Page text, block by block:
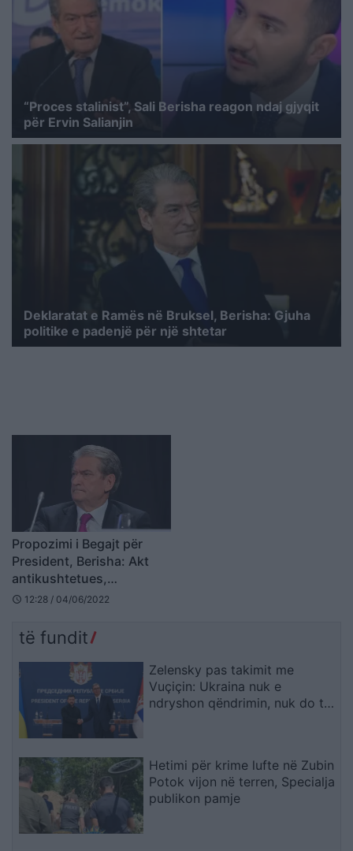
“Proces stalinist”, Sali Berisha reagon ndaj gjyqit
për Ervin Salianjin
Deklaratat e Ramës në Bruksel, Berisha: Gjuha
politike e padenjë për një shtetar
Propozimi i Begajt për
President, Berisha: Akt
antikushtetues,
precedent i rrezikshëm
demokracinë
schedule 12:28 / 04/06/2022
të fundit
Zelensky pas takimit me
Vuçiçin: Ukraina nuk e
ndryshon qëndrimin, nuk do ta
Hetimi për krime lufte në Zubin
Potok vijon në terren, Specialja
publikon pamje